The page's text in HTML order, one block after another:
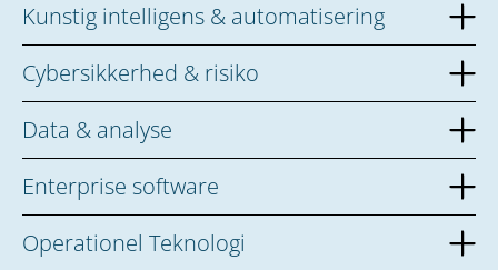
Kunstig intelligens & automatisering
Cybersikkerhed & risiko
Data & analyse
Enterprise software
Operationel Teknologi